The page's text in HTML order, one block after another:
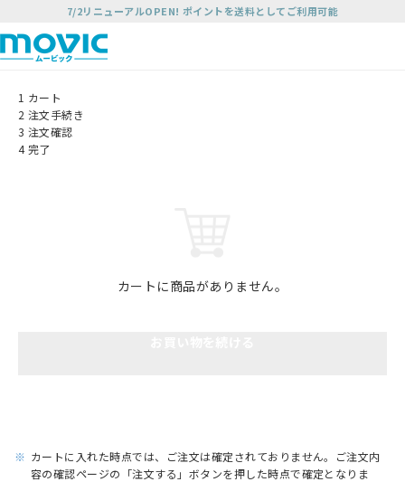
7/2リニューアルOPEN! ポイントを送料としてご利用可能
1 カート
2 注文手続き
3 注文確認
4 完了
カートに商品がありません。
※ カートに入れた時点では、ご注文は確定されておりません。ご注文内
容の確認ページの「注文する」ボタンを押した時点で確定となりま